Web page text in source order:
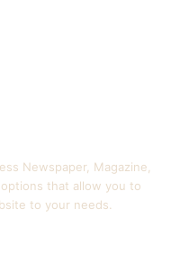
Newspaper, Magazine,
that allow you to
to your needs.